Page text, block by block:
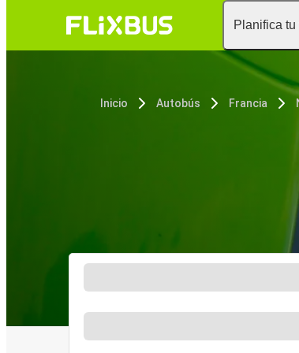
Planifica
Inicio Autobús Francia